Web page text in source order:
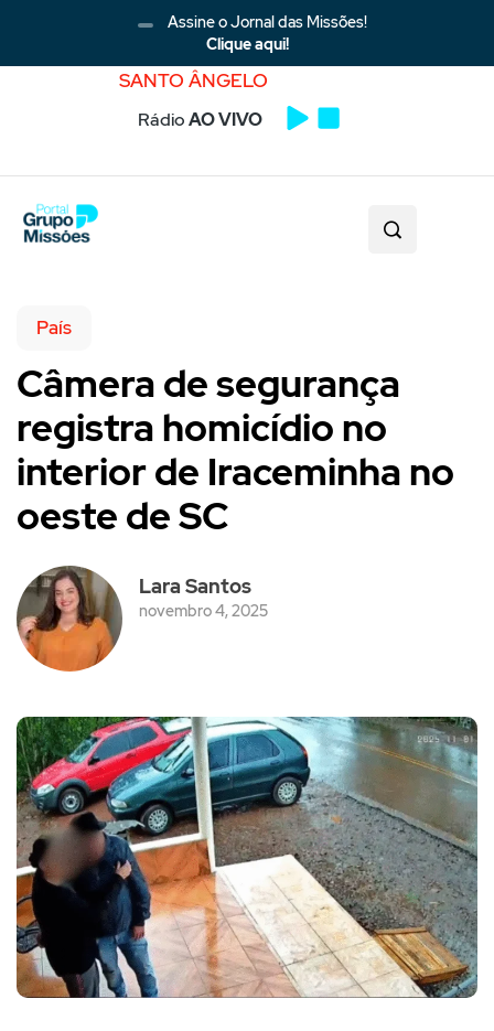
Assine o Jornal das Missões!
Clique aqui!
SANTO ÂNGELO
RádioAO VIVO
País
Câmera de segurança
registra homicídio no
interior de Iraceminha no
oeste de SC
Lara Santos
novembro 4, 2025